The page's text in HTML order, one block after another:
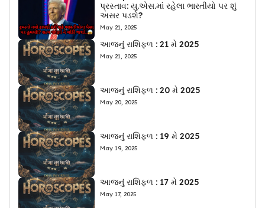
પ્રસ્તાવ: યુ.એસ.માં રહેલા ભારતીયો પર શું
અસર પડશે?
May 21, 2025
આજનું રાશિફળ : 21 મે 2025
May 21, 2025
આજનું રાશિફળ : 20 મે 2025
May 20, 2025
આજનું રાશિફળ : 19 મે 2025
May 19, 2025
આજનું રાશિફળ : 17 મે 2025
May 17, 2025